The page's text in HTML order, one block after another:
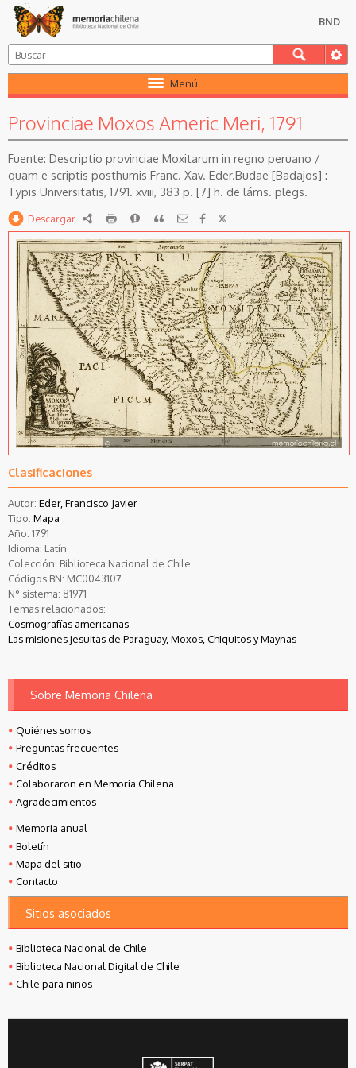
BND
Menú
Provinciae Moxos Americ Meri, 1791
Descriptio provinciae Moxitarum in regno peruano /
quam e scriptis posthumis Franc. Xav. Eder.Budae [Badajos] :
Typis Universitatis, 1791. xviii, 383 p. [7] h. de láms. plegs.
Descargar RDF imprimirReportarCitar
Clasificaciones
Autor: Eder, Francisco Javier
Tipo: Mapa
Año: 1791
Idioma: Latín
Colección: Biblioteca Nacional de Chile
Códigos BN: MC0043107
N° sistema: 81971
Temas relacionados:
Cosmografías americanas
Las misiones jesuitas de Paraguay, Moxos, Chiquitos y Maynas
Sobre Memoria Chilena
Quiénes somos
Preguntas frecuentes
Créditos
Colaboraron en Memoria Chilena
Agradecimientos
Memoria anual
Boletín
Mapa del sitio
Contacto
Sitios asociados
Biblioteca Nacional de Chile
Biblioteca Nacional Digital de Chile
Chile para niños